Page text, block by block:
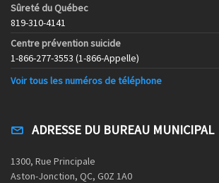
Sûreté du Québec
819-310-4141
Centre prévention suicide
1-866-277-3553 (1-866-Appelle)
Voir tous les numéros de téléphone
ADRESSE DU BUREAU MUNICIPAL
1300, Rue Principale
Aston-Jonction, QC, G0Z 1A0